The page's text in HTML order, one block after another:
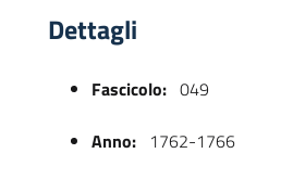
Dettagli
Fascicolo: 049
Anno: 1762-1766